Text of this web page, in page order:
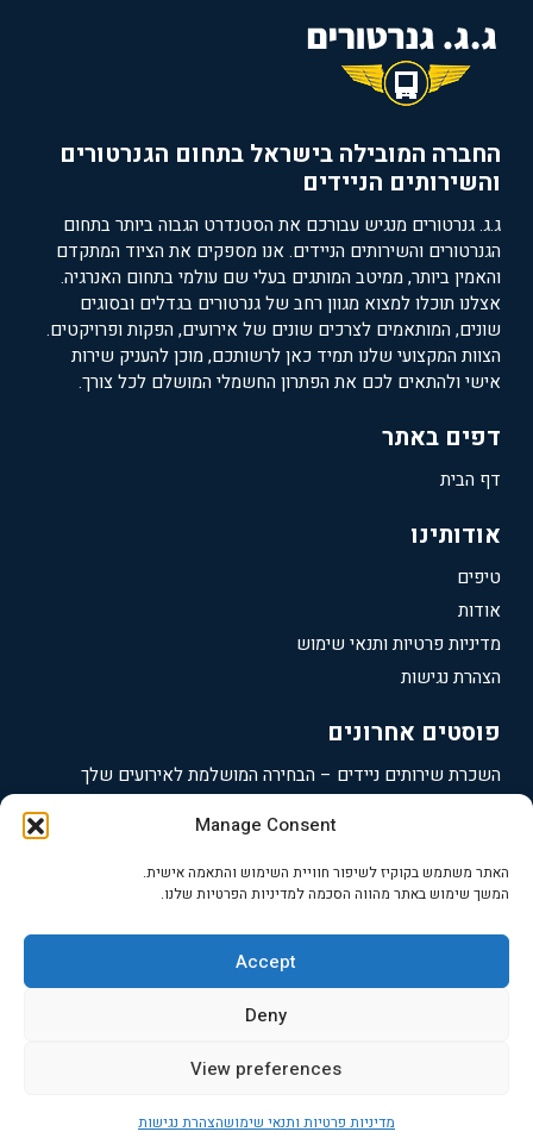
Manage Consent
האתר משתמש בקוקיז לשיפור חוויית השימוש והתאמה אישית.
המשך שימוש באתר מהווה הסכמה למדיניות הפרטיות שלנו.
Accept
Deny
View preferences
מדיניות פרטיות ותנאי שימושהצהרת נגישות התקשר עכשיו אימייל
החברה המובילה בישראל בתחום הגנרטורים
והשירותים הניידים
ג.ג. גנרטורים מנגיש עבורכם את הסטנדרט הגבוה ביותר בתחום
הגנרטורים והשירותים הניידים. אנו מספקים את הציוד המתקדם
והאמין ביותר, ממיטב המותגים בעלי שם עולמי בתחום האנרגיה.
אצלנו תוכלו למצוא מגוון רחב של גנרטורים בגדלים ובסוגים
שונים, המותאמים לצרכים שונים של אירועים, הפקות ופרויקטים.
הצוות המקצועי שלנו תמיד כאן לרשותכם, מוכן להעניק שירות
אישי ולהתאים לכם את הפתרון החשמלי המושלם לכל צורך.
דפים באתר
דף הבית
אודותינו
טיפים
אודות
מדיניות פרטיות ותנאי שימוש
הצהרת נגישות
פוסטים אחרונים
השכרת שירותים ניידים – הבחירה המושלמת לאירועים שלך
השכרת גנרטורים ברעננה – פתרונות מקצועיים לאירועים
השכרת גנרטורים בכפר סבא – פתרונות אנרגיה מקצועיים ואמינים
השכרת גנרטורים בהרצליה – פתרונות מתקדמים לכל אירוע
2025 כל הזכויות שמרות | לגדעון השכרת גנרטוריםכתובת: